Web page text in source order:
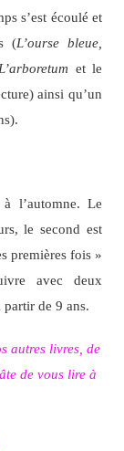
s’est écoulé et
(L’ourse bleue,
et le
ainsi qu’un
l’automne. Le
le second est
premières fois »
avec deux
de 9 ans.
autres livres, de
de vous lire à